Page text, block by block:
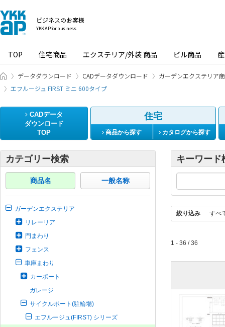
ビジネスのお客様
YKK AP for business
TOP 住宅商品 エクステリア/外装 商品 ビル商品
ビジネスのお客様 HOME
データダウンロード CADデータダウンロード
ガーデンエクステリア
エフルージュ FIRST ミニ 600タイプ
CADデータ
ダウンロード
TOP
住宅
商品から探す カタログから探す
カテゴリー検索
商品名 一般名称
ガーデンエクステリア
リレーリア
門まわり
フェンス
車庫まわり
カーポート
ガレージ
サイクルポート(駐輪場)
エフルージュ(FIRST) シリーズ
キーワード
絞り込み すべ
1 - 36 / 36